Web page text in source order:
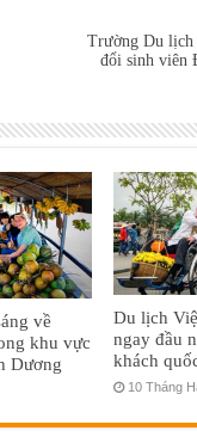
Trường Du lịch
đổi sinh viên
về
khu vực
Dương
Du lịch
ngay đầu
khách
10 Tháng